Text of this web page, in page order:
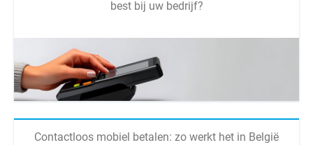
best bij uw bedrijf?
Contactloos mobiel betalen: zo werkt het in België